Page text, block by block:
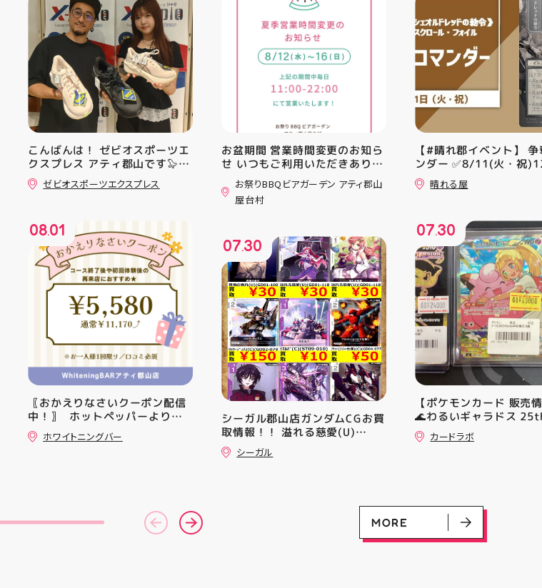
こんばんは！ ゼビオスポーツエ
クスプレス アティ郡山です🦭
・ ★本日のラジオ★は アシッ
クスからランニングシューズ
反発性に優れた「FF TURBO
SQUARED」を新搭載し、推進力
を向上させました！
☆ASICSGRIPを前足部に追加
し、グリップ力を向上させまし
た！ ☆市場トレンドの反発性と
クッション性を表したデザイン
と優れた通気性を兼ね備えた
「エンジニアードウーブンアッ
パー」を搭載しました！ ・ 長
距離をカジュアルに走りたい方
や仕事履き、夏のお出かけで長
距離歩く方向けのクッションシ
ューズになっています 人気ラン
ニングシューズの最新作になり
ます！ ・ 気になる方は是非、
ゼビオスポーツエクスプレス
08.01
〖おかえりなさいクーポン配信
中！〗 ⁡ ホットペッパーより通
常￥11,170······▸ ￥5️⃣,5️⃣8️⃣0️⃣
のお得なクーポン配信中です★ ⁡
ご予約、ご来店お待ちしており
ます️ #ホワイトニンク #ホワイ
ホワイトニングバー
お盆期間 営業時間変更のお知ら
せ いつもご利用いただきありが
とうございます！ 8月12日
(水)〜8月16日(日) は、 営業時
間を変更して営業いたします
みいただけます ご家族とのお食
事やご友人との集まり、夏休み
のお出かけにもぴったり！ 屋台
グルメとBBQを一緒に楽しめる
「お祭りBBQビアガーデン」
で、夏の思い出を作りません
か？ 皆さまのご来店をスタッフ
一同、心よりお待ちしておりま
す お祭りBBQビアガーデン ア
ティ郡山屋台村
━━━━━━━━━━━━━━
━ ご予約・詳細はプロフィール
━━━━━━━━━━━━━━
━ #アティ郡山 #郡山 #郡山グ
ルメ #郡山BBQ #ビアガーデン
#お祭りBBQ #屋台グルメ #手
おでかけ #夏の思い出 #BBQ
お祭りBBQビアガーデン アティ郡山
屋台村
07.30
シーガル郡山店ガンダムCGお買
取情報！！ 溢れる慈愛(U)
(GD01-118) ￥30 覚悟の表れ
(U)(GD01-100) ￥30 ﾌﾗｯﾄ(ﾐﾘ
シーガル
【#晴れ郡イベント】
ンダー ✅8/11(火・祝
⚔️イベント構成⚔️ スイス
+決勝ラウンド 🏆賞品
レッドの勅令》シルバ
ール・Foil×1枚 2-4位：
2,000pt 5-8位：
加お待ちしております！
晴れる屋
07.30
【ポケモンカード 販売
🌊わるいギャラドス
ーリエのピッピex 🔮ミ
vmax UR 入荷いたしま
カードラボ
MORE